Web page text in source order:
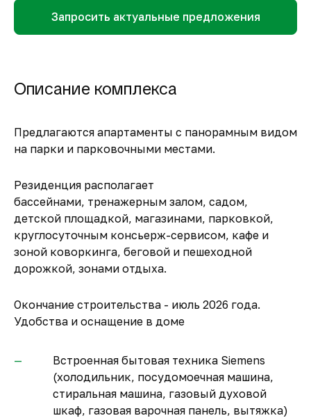
Запросить актуальные предложения
Описание комплекса
Предлагаются апартаменты с панорамным видом
на парки и парковочными местами.
Резиденция располагает
бассейнами, тренажерным залом, садом,
детской площадкой, магазинами, парковкой,
круглосуточным консьерж-сервисом, кафе и
зоной коворкинга, беговой и пешеходной
дорожкой, зонами отдыха.
Окончание строительства - июль 2026 года.
Удобства и оснащение в доме
Встроенная бытовая техника Siemens
(холодильник, посудомоечная машина,
стиральная машина, газовый духовой
шкаф, газовая варочная панель, вытяжка)